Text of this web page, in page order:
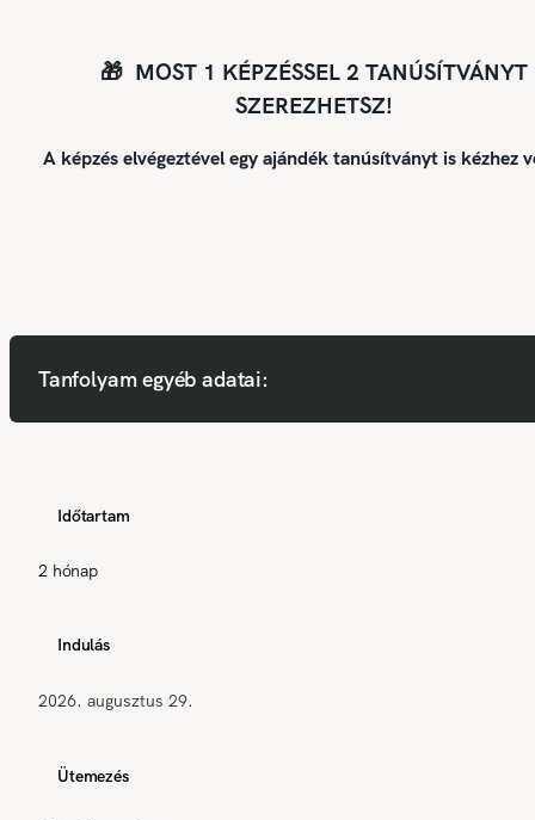
🎁 MOST 1 KÉPZÉSSEL 2 TANÚSÍTVÁNYT
SZEREZHETSZ!
A képzés elvégeztével egy ajándék tanúsítványt is kézhez
Tanfolyam egyéb adatai:
Időtartam
2 hónap
Indulás
2026. augusztus 29.
Ütemezés